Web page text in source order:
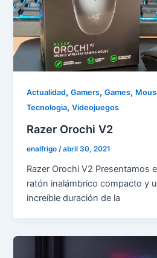
Actualidad,Gamers,Games,
Tecnologia,Videojuegos
Razer Orochi V2
enalfrigo /abril 30, 2021
Razer Orochi V2 Presentamos
ratón inalámbrico compacto y
increíble duración de la